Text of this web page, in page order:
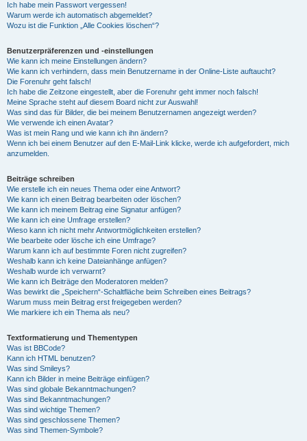
Ich habe mein Passwort vergessen!
Warum werde ich automatisch abgemeldet?
Wozu ist die Funktion „Alle Cookies löschen“?
Benutzerpräferenzen und -einstellungen
Wie kann ich meine Einstellungen ändern?
Wie kann ich verhindern, dass mein Benutzername in der Online-Liste auftaucht?
Die Forenuhr geht falsch!
Ich habe die Zeitzone eingestellt, aber die Forenuhr geht immer noch falsch!
Meine Sprache steht auf diesem Board nicht zur Auswahl!
Was sind das für Bilder, die bei meinem Benutzernamen angezeigt werden?
Wie verwende ich einen Avatar?
Was ist mein Rang und wie kann ich ihn ändern?
Wenn ich bei einem Benutzer auf den E-Mail-Link klicke, werde ich aufgefordert, mich
anzumelden.
Beiträge schreiben
Wie erstelle ich ein neues Thema oder eine Antwort?
Wie kann ich einen Beitrag bearbeiten oder löschen?
Wie kann ich meinem Beitrag eine Signatur anfügen?
Wie kann ich eine Umfrage erstellen?
Wieso kann ich nicht mehr Antwortmöglichkeiten erstellen?
Wie bearbeite oder lösche ich eine Umfrage?
Warum kann ich auf bestimmte Foren nicht zugreifen?
Weshalb kann ich keine Dateianhänge anfügen?
Weshalb wurde ich verwarnt?
Wie kann ich Beiträge den Moderatoren melden?
Was bewirkt die „Speichern“-Schaltfläche beim Schreiben eines Beitrags?
Warum muss mein Beitrag erst freigegeben werden?
Wie markiere ich ein Thema als neu?
Textformatierung und Thementypen
Was ist BBCode?
Kann ich HTML benutzen?
Was sind Smileys?
Kann ich Bilder in meine Beiträge einfügen?
Was sind globale Bekanntmachungen?
Was sind Bekanntmachungen?
Was sind wichtige Themen?
Was sind geschlossene Themen?
Was sind Themen-Symbole?